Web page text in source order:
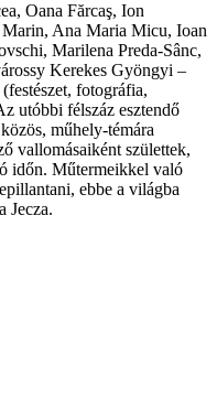
Oana Fărcaş, Ion
Ana Maria Micu, Ioan
Marilena Preda-Sânc,
Kerekes Gyöngyi –
fotográfia,
utóbbi félszáz esztendő
műhely-témára
vallomásaiként születtek,
időn. Műtermeikkel való
ebbe a világba
Jecza.